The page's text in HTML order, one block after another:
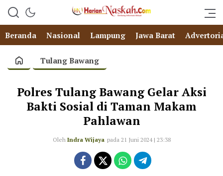
Beranda Nasional Lampung Jawa Barat
Tulang Bawang
Polres Tulang Bawang Gelar Aksi
Bakti Sosial di Taman Makam
Pahlawan
Oleh Indra Wijaya pada 21 Juni 2024 | 23:38